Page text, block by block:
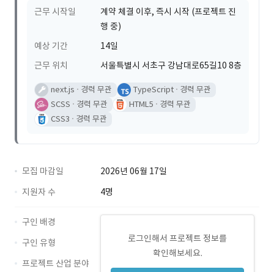
근무 시작일
계약 체결 이후, 즉시 시작 (프로젝트 진
행 중)
예상 기간
14일
근무 위치
서울특별시 서초구 강남대로65길10 8층
next.js 경력 무관 TypeScript
경력 무관
SCSS
경력 무관 HTML5
경력 무관
CSS3
경력 무관
모집 마감일
2026년 06월 17일
지원자 수
4명
로그인해서 프로젝트 정보를
확인해보세요.
구인 배경
구인 유형
프로젝트 산업 분야